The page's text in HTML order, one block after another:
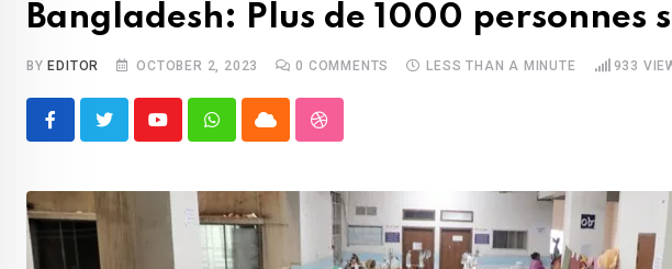
Bangladesh: Plus de 1000 personnes
BY EDITOR OCTOBER 2, 2023 0 COMMENTS LESS THAN A MINUTE 933
YoutubeWhatsappCloud StumbleUpon